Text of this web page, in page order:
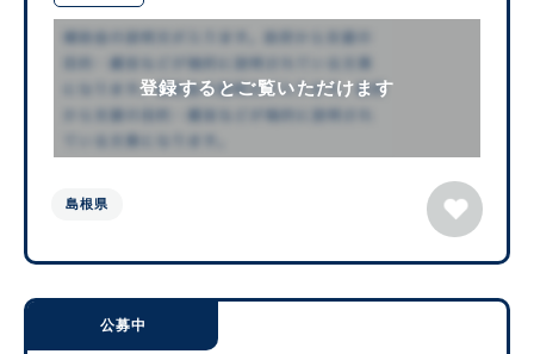
登録するとご覧いただけます
島根県
公募中